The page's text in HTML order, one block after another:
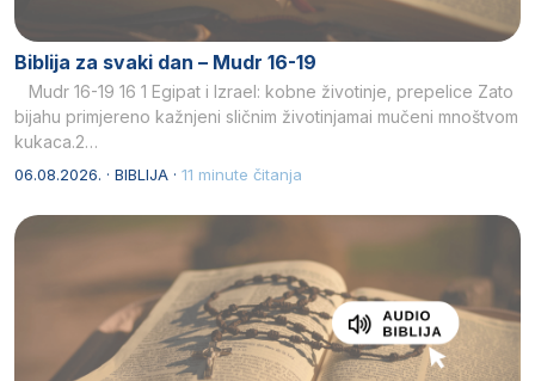
Biblija za svaki dan – Mudr 16-19
Mudr 16-19 16 1 Egipat i Izrael: kobne životinje, prepelice Zato
bijahu primjereno kažnjeni sličnim životinjamai mučeni mnoštvom
kukaca.2…
06.08.2026. · BIBLIJA · 11 minute čitanja